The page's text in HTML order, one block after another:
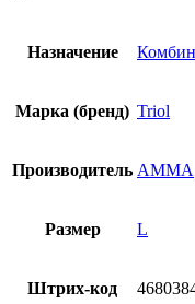
Назначение
Марка (бренд) Triol
Производитель АММА
Размер L
Штрих-код